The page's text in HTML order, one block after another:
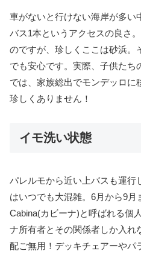
車がないと行けない海岸が多い
バス1本というアクセスの良さ
のですが、珍しくここは砂浜。
でも安心です。実際、子供たち
では、家族総出でモンデッロに
珍しくありません！
イモ洗い状態
パレルモから近い上バスも運行
はいつでも大混雑。6月から9月
Cabina(カビーナ)と呼ばれる個
ナ所有者とその関係者しか入れ
配ご無用！デッキチェアーやパ